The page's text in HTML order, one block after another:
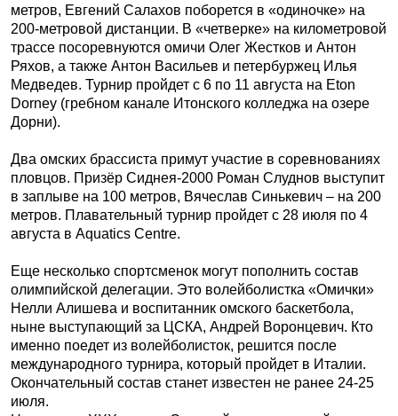
метров, Евгений Салахов поборется в «одиночке» на
200-метровой дистанции. В «четверке» на километровой
трассе посоревнуются омичи Олег Жестков и Антон
Ряхов, а также Антон Васильев и петербуржец Илья
Медведев. Турнир пройдет с 6 по 11 августа на Eton
Dorney (гребном канале Итонского колледжа на озере
Дорни).
Два омских брассиста примут участие в соревнованиях
пловцов. Призёр Сиднея-2000 Роман Слуднов выступит
в заплыве на 100 метров, Вячеслав Синькевич – на 200
метров. Плавательный турнир пройдет с 28 июля по 4
августа в Aquatics Centre.
Еще несколько спортсменок могут пополнить состав
олимпийской делегации. Это волейболистка «Омички»
Нелли Алишева и воспитанник омского баскетбола,
ныне выступающий за ЦСКА, Андрей Воронцевич. Кто
именно поедет из волейболисток, решится после
международного турнира, который пройдет в Италии.
Окончательный состав станет известен не ранее 24-25
июля.